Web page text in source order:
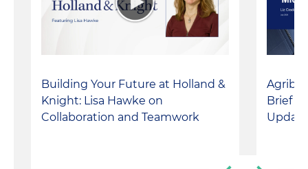
Building Your Future at Holland &
Knight: Lisa Hawke on
Collaboration and Teamwork